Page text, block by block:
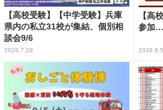
【高校受験】【中学受験】兵庫
県内の私立31校が集結、個別相
談会9/6
2026.7.28
【高
参加…
2026.8.5